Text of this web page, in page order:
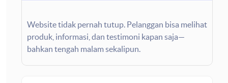
Website tidak pernah tutup. Pelanggan bisa melihat
produk, informasi, dan testimoni kapan saja—
bahkan tengah malam sekalipun.